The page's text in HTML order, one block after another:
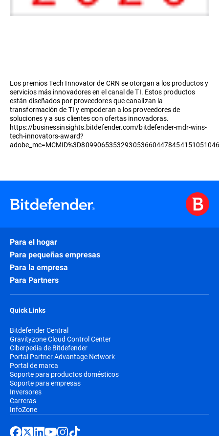
Los premios Tech Innovator de CRN se otorgan a los productos y
servicios más innovadores en el canal de TI. Estos productos
están diseñados por proveedores que canalizan la
transformación de TI y empoderan a los proveedores de
soluciones y a sus clientes con ofertas innovadoras.
https://businessinsights.bitdefender.com/bitdefender-mdr-wins-
tech-innovators-award?
Para el hogar
Para pequeñas empresas
Para la empresa
Para Partners
Quick Links
Bitdefender Central
Gravityzone Cloud Control Center
Ciberpedia de Bitdefender
Portal Partner Advantage Network
Portal de marca
Soporte para productos domésticos
Soporte para empresas
Inversores
Carreras
InfoZone